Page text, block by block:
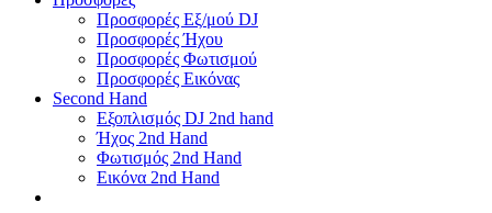
Προσφορές Εξ/μού DJ
Προσφορές Ήχου
Προσφορές Φωτισμού
Προσφορές Εικόνας
Second Hand
Εξοπλισμός DJ 2nd hand
Ήχος 2nd Hand
Φωτισμός 2nd Hand
Εικόνα 2nd Hand